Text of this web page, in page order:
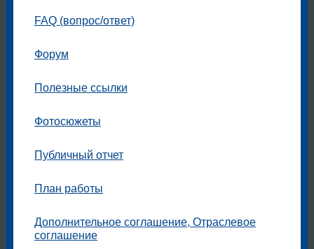
FAQ (вопрос/ответ)
Форум
Полезные ссылки
Фотосюжеты
Публичный отчет
План работы
Дополнительное соглашение, Отраслевое
соглашение